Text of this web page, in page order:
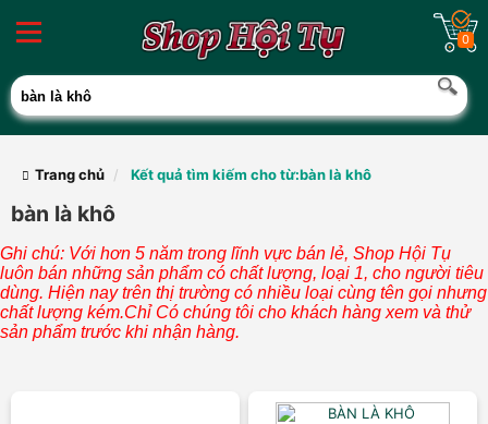
0
Trang chủ Kết quả tìm kiếm cho từ:bàn là khô
bàn là khô
Ghi chú: Với hơn 5 năm trong lĩnh vực bán lẻ, Shop Hội Tụ
luôn bán những sản phẩm có chất lượng, loại 1, cho người tiêu
dùng. Hiện nay trên thị trường có nhiều loại cùng tên gọi nhưng
chất lượng kém.Chỉ Có chúng tôi cho khách hàng xem và thử
sản phẩm trước khi nhận hàng.